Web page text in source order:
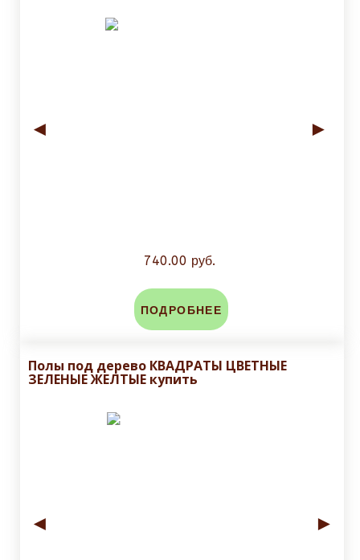
◄ ►
740.00 руб.
ПОДРОБНЕЕ
Полы под дерево КВАДРАТЫ ЦВЕТНЫЕ
ЗЕЛЕНЫЕ ЖЕЛТЫЕ купить
◄ ►